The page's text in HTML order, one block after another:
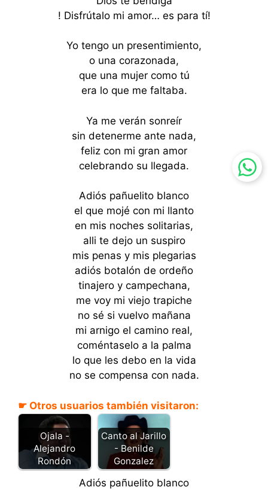
! Disfrútalo mi amor… es para tí!
Yo tengo un presentimiento,
o una corazonada,
que una mujer como tú
era lo que me faltaba.
Ya me verán sonreír
sin detenerme ante nada,
feliz con mi gran amor
celebrando su llegada.
Adiós pañuelito blanco
el que mojé con mi llanto
en mis noches solitarias,
alli te dejo un suspiro
mis penas y mis plegarias
adiós botalón de ordeño
tinajero y campechana,
me voy mi viejo trapiche
no sé si vuelvo mañana
mi arnigo el camino real,
coméntaselo a la palma
lo que les debo en la vida
no se compensa con nada.
☛ Otros usuarios también visitaron:
Ojala -
Alejandro
Rondón
Canto al Jarillo
- Benilde
Gonzalez
Adiós pañuelito blanco